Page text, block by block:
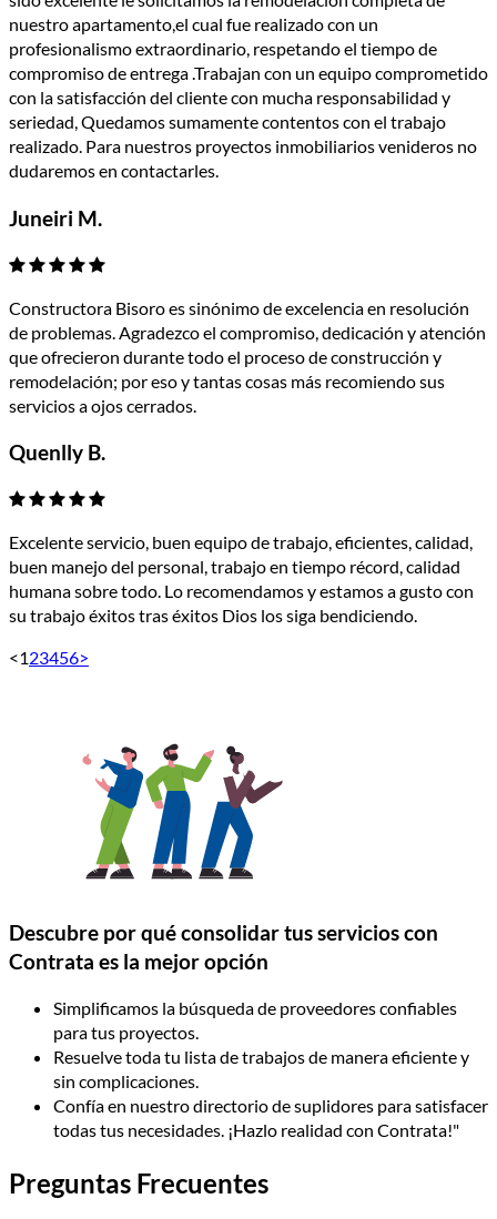
nuestro apartamento,el cual fue realizado con un
profesionalismo extraordinario, respetando el tiempo de
compromiso de entrega .Trabajan con un equipo comprometido
con la satisfacción del cliente con mucha responsabilidad y
seriedad, Quedamos sumamente contentos con el trabajo
realizado. Para nuestros proyectos inmobiliarios venideros no
dudaremos en contactarles.
Juneiri M.
Constructora Bisoro es sinónimo de excelencia en resolución
de problemas. Agradezco el compromiso, dedicación y atención
que ofrecieron durante todo el proceso de construcción y
remodelación; por eso y tantas cosas más recomiendo sus
servicios a ojos cerrados.
Quenlly B.
Excelente servicio, buen equipo de trabajo, eficientes, calidad,
buen manejo del personal, trabajo en tiempo récord, calidad
humana sobre todo. Lo recomendamos y estamos a gusto con
su trabajo éxitos tras éxitos Dios los siga bendiciendo.
<123456>
Descubre por qué consolidar tus servicios con
Contrata es la mejor opción
Simplificamos la búsqueda de proveedores confiables
para tus proyectos.
Resuelve toda tu lista de trabajos de manera eficiente y
sin complicaciones.
Confía en nuestro directorio de suplidores para satisfacer
todas tus necesidades. ¡Hazlo realidad con Contrata!"
Preguntas Frecuentes